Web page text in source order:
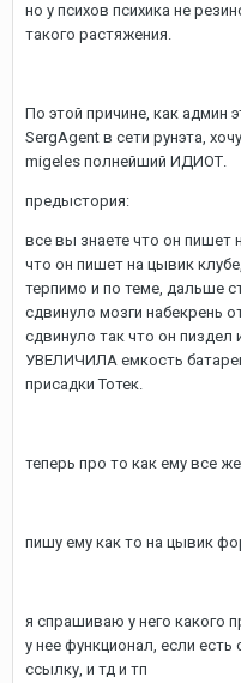
но у психов психика не
такого растяжения.
По этой причине, как админ
SergAgent в сети рунэта,
migeles полнейший ИДИОТ.
предыстория:
все вы знаете что он
что он пишет на цывик
терпимо и по теме, дальше
сдвинуло мозги набекрень
сдвинуло так что он пиздел
УВЕЛИЧИЛА емкость
присадки Тотек.
теперь про то как ему все
пишу ему как то на цывик
я спрашиваю у него какого
у нее функционал, если
ссылку, и тд и тп